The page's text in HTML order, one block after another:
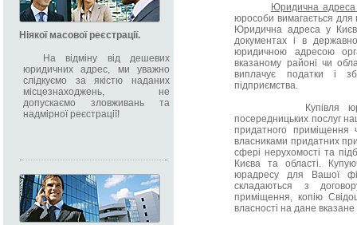
Ніякої масової реєстрації.
На відміну від дешевих
юридичних адрес, ми уважно
слідкуємо за якістю наданих
місцезнаходжень, не
допускаємо зловживань та
надмірної реєстрації!
Юридична
юрособи вимагається
Юридична адреса у
документах і в
юридичною адресою
вказаному районі чи
виплачує податки і
підприємства.
Купівля юр-адрес
посередницьких послуг
придатного
власниками придатних
сфері нерухомості та
Києва та області.
юрадресу для Вашої
складаються з
приміщення, копію
власності на дане